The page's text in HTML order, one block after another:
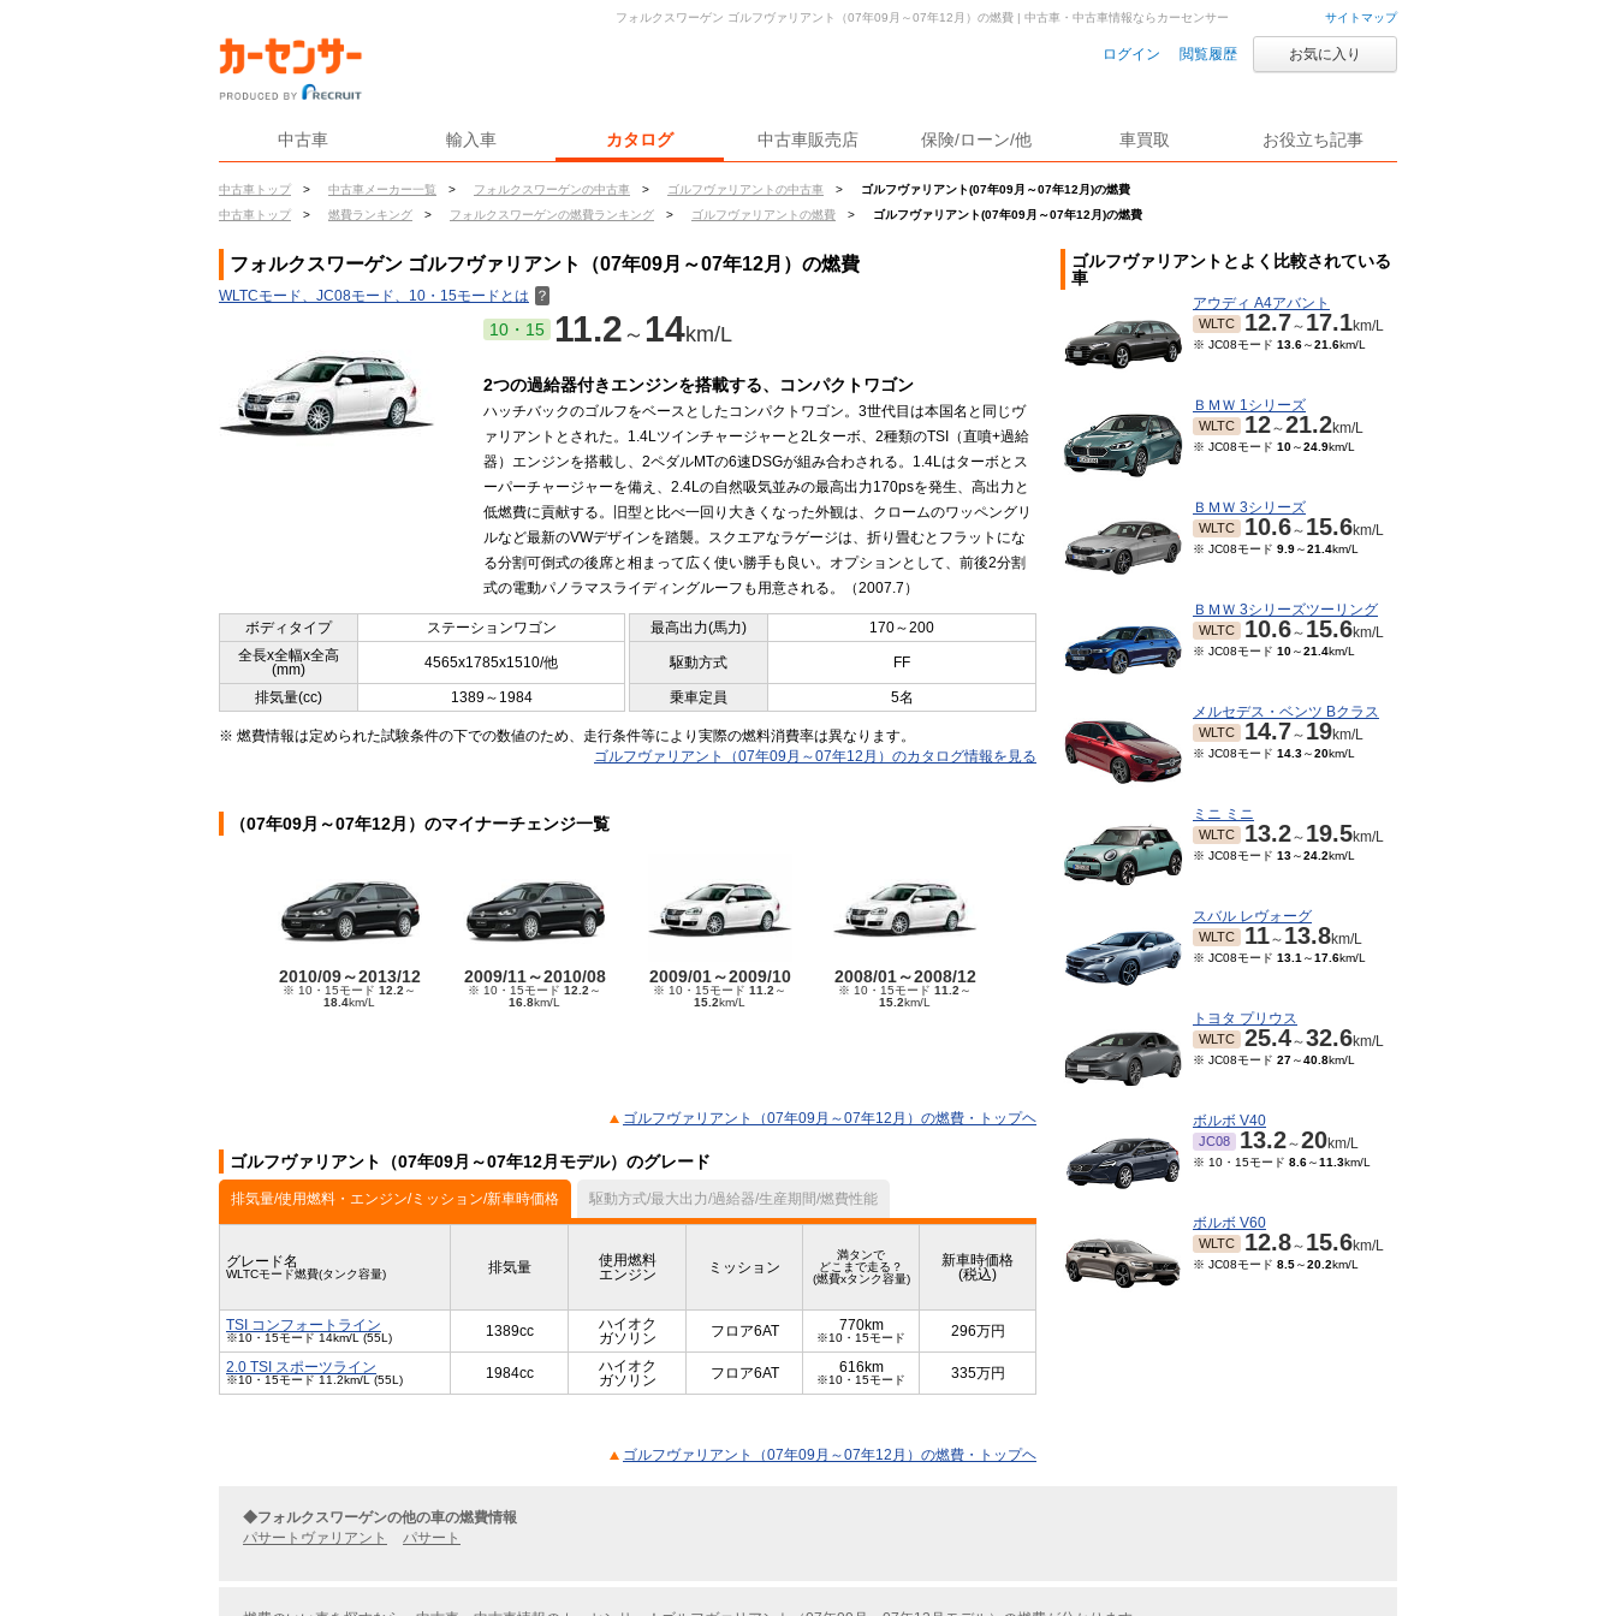
サイトマップ
ログイン 閲覧履歴 お気に入り
中古車 輸入車 カタログ 中古車販売店 保険/ローン/他 車買取 お役立ち記事
中古車トップ > 中古車メーカー一覧 > フォルクスワーゲンの中古車 > ゴルフヴァリアントの中古車 >
ゴルフヴァリアント(07年09月～07年12月)の燃費
中古車トップ
> 燃費ランキング > フォルクスワーゲンの燃費ランキング > ゴルフヴァリアントの燃費 > ゴルフヴァリアント(07年09月～07年12月)の燃費
フォルクスワーゲン ゴルフヴァリアント（07年09月～07年12月）の燃費 | 中古車・中古車情報ならカーセンサー
フォルクスワーゲン ゴルフヴァリアント（07年09月～07年12月）の燃費
WLTCモード、JC08モード、10・15モードとは ？
10・15 11.2 ～ 14km/L
2つの過給器付きエンジンを搭載する、コンパクトワゴン
ハッチバックのゴルフをベースとしたコンパクトワゴン。3世代目は本国名と同じヴ
ァリアントとされた。1.4Lツインチャージャーと2Lターボ、2種類のTSI（直噴+過給
器）エンジンを搭載し、2ペダルMTの6速DSGが組み合わされる。1.4Lはターボとス
ーパーチャージャーを備え、2.4Lの自然吸気並みの最高出力170psを発生、高出力と
低燃費に貢献する。旧型と比べ一回り大きくなった外観は、クロームのワッペングリ
ルなど最新のVWデザインを踏襲。スクエアなラゲージは、折り畳むとフラットにな
る分割可倒式の後席と相まって広く使い勝手も良い。オプションとして、前後2分割
式の電動パノラマスライディングルーフも用意される。（2007.7）
ボディタイプ ステーションワゴン 最高出力(馬力)
170～200
全長x全幅x全高
(mm)
4565x1785x1510/他 駆動方式 FF
排気量(cc) 1389～1984 乗車定員 5名
※ 燃費情報は定められた試験条件の下での数値のため、走行条件等により実際の燃料消費率は異なります。
ゴルフヴァリアント（07年09月～07年12月）のカタログ情報を見る
（07年09月～07年12月）のマイナーチェンジ一覧
2010/09～2013/12
※ 10・15モード 12.2～
18.4km/L
2009/11～2010/08
※ 10・15モード 12.2～
16.8km/L
2009/01～2009/10
※ 10・15モード 11.2～
15.2km/L
2008/01～2008/12
※ 10・15モード 11.2～
15.2km/L
ゴルフヴァリアント（07年09月～07年12月）の燃費・トップヘ
ゴルフヴァリアント（07年09月～07年12月モデル）のグレード
排気量/使用燃料・エンジン/ミッション/新車時価格 駆動方式/最大出力/過給器/生産期間/燃費性能
グレード名
WLTCモード燃費(タンク容量) 排気量
使用燃料
エンジン
ミッション
満タンで
どこまで走る？
(燃費xタンク容量)
新車時価格
(税込)
TSI コンフォートライン
※10・15モード 14km/L (55L) 1389cc
ハイオク
ガソリン
フロア6AT 770km
※10・15モード 296万円
2.0 TSI スポーツライン
※10・15モード 11.2km/L (55L) 1984cc
ハイオク
ガソリン
フロア6AT 616km
※10・15モード 335万円
ゴルフヴァリアント（07年09月～07年12月）の燃費・トップヘ
ゴルフヴァリアントとよく比較されている
車
アウディ A4アバント
WLTC 12.7～ 17.1km/L
※ JC08モード 13.6～21.6km/L
ＢＭＷ 1シリーズ
WLTC 12～21.2km/L
※ JC08モード 10～24.9km/L
ＢＭＷ 3シリーズ
WLTC 10.6～ 15.6km/L
※ JC08モード 9.9～21.4km/L
ＢＭＷ 3シリーズツーリング
WLTC 10.6～ 15.6km/L
※ JC08モード 10～21.4km/L
メルセデス・ベンツ Bクラス
WLTC 14.7～ 19km/L
※ JC08モード 14.3～20km/L
ミニ ミニ
WLTC 13.2～ 19.5km/L
※ JC08モード 13～24.2km/L
スバル レヴォーグ
WLTC 11～ 13.8km/L
※ JC08モード 13.1 ～17.6km/L
トヨタ プリウス
WLTC 25.4～32.6km/L
※ JC08モード 27～40.8km/L
ボルボ V40
JC08 13.2～20km/L
※ 10・15モード 8.6～11.3km/L
ボルボ V60
WLTC 12.8～ 15.6km/L
※ JC08モード 8.5～20.2km/L
◆フォルクスワーゲンの他の車の燃費情報
パサートヴァリアント
パサート